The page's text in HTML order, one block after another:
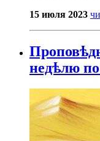
15 июля 2023
недѣлю